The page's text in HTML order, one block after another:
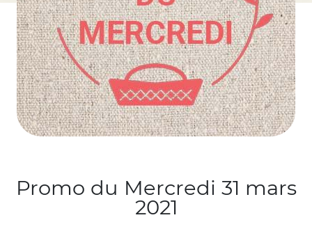
Promo du Mercredi 31 mars
2021